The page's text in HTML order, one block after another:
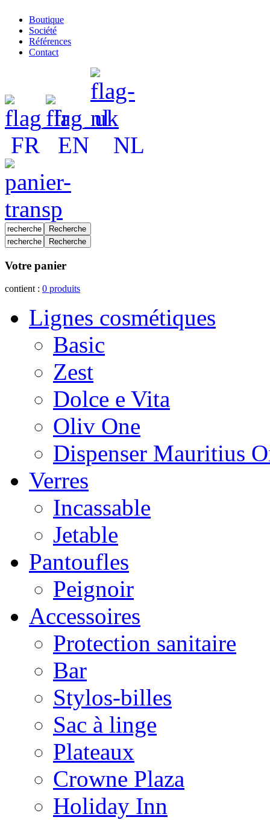
Boutique
Société
Références
Contact
FR EN NL
Votre panier
contient : 0 produits
Lignes cosmétiques
Basic
Zest
Dolce e Vita
Oliv One
Dispenser Mauritius
Verres
Incassable
Jetable
Pantoufles
Peignoir
Accessoires
Protection sanitaire
Bar
Stylos-billes
Sac à linge
Plateaux
Crowne Plaza
Holiday Inn